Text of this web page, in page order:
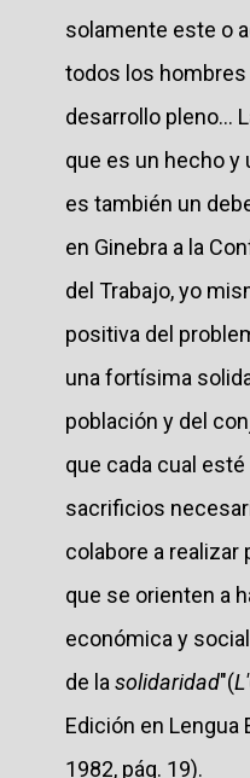
solamente este o
todos los
desarrollo pleno...
que es un hecho y
es también un
en Ginebra a la
del Trabajo, yo
positiva del
una fortísima
población y del
que cada cual
sacrificios
colabore a realizar
que se orienten a
económica y
de la solidaridad"(
Edición en Lengua
1982, pág. 19).